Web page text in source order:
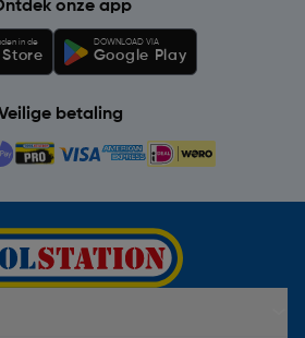
onze app
in de DOWNLOAD VIA
Google Play
betaling